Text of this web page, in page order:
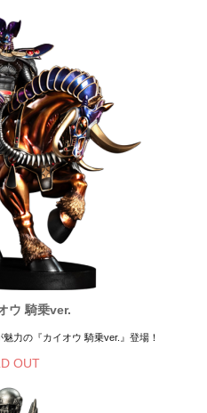
ウ 騎乗ver.
力の『カイオウ 騎乗ver.』登場！
OUT